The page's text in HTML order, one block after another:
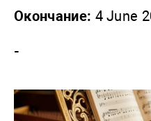
Окончание: 4 June
-